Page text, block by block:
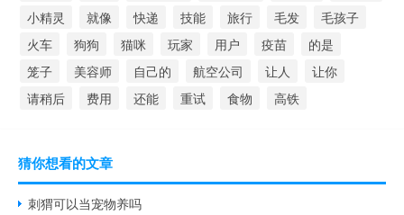
小精灵
就像 快递 技能 旅行 毛发
毛孩子
火车
狗狗 猫咪 玩家 用户 疫苗
的是
笼子
美容师 自己的 航空公司 让人
让你
请稍后
费用 还能 重试 食物 高铁
猜你想看的文章
刺猬可以当宠物养吗